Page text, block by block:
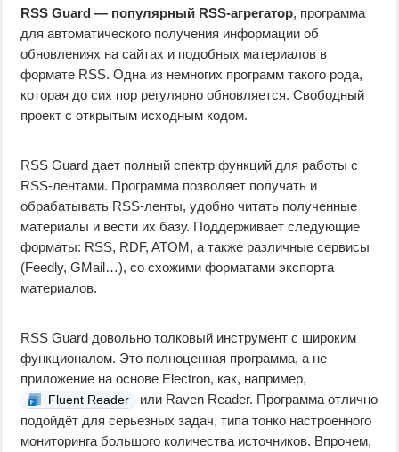
RSS Guard — популярный RSS-агрегатор, программа
для автоматического получения информации об
обновлениях на сайтах и подобных материалов в
формате RSS. Одна из немногих программ такого рода,
которая до сих пор регулярно обновляется. Свободный
проект с открытым исходным кодом.
RSS Guard дает полный спектр функций для работы с
RSS-лентами. Программа позволяет получать и
обрабатывать RSS-ленты, удобно читать полученные
материалы и вести их базу. Поддерживает следующие
форматы: RSS, RDF, ATOM, а также различные сервисы
(Feedly, GMail…), со схожими форматами экспорта
материалов.
RSS Guard довольно толковый инструмент с широким
функционалом. Это полноценная программа, а не
приложение на основе Electron, как, например,
Fluent Reader
или Raven Reader. Программа отлично
подойдёт для серьезных задач, типа тонко настроенного
мониторинга большого количества источников. Впрочем,